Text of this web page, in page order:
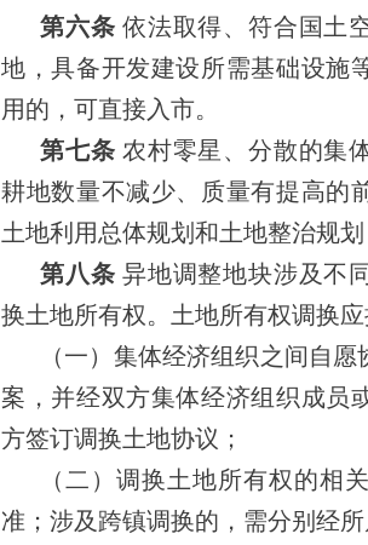
第六条 依法取得、符合国土
地，具备开发建设所需基础设施
用的，可直接入市。
第七条 农村零星、分散的集
耕地数量不减少、质量有提高的
土地利用总体规划和土地整治规
第八条 异地调整地块涉及不
换土地所有权。土地所有权调换
（一）集体经济组织之间自
案，并经双方集体经济组织成员
方签订调换土地协议；
（二）调换土地所有权的相
准；涉及跨镇调换的，需分别经